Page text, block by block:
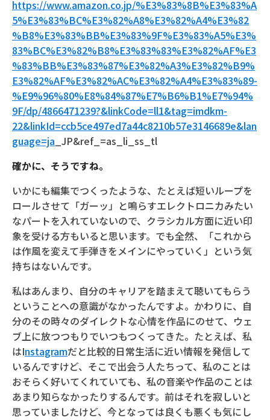
https://www.amazon.co.jp/%E3%83%8B%E3%83%A
5%E3%83%BC%E3%82%A8%E3%82%A4%E3%82
%B8%E3%83%BB%E3%83%9F%E3%83%A5%E3%
83%BC%E3%82%B8%E3%83%83%E3%82%AF%E3
%83%BB%E3%83%87%E3%82%A3%E3%82%B9%
E3%82%AF%E3%82%AC%E3%82%A4%E3%83%89-
%E9%96%80%E8%84%87%E7%B6%B1%E7%94%
9F/dp/4866471239?&linkCode=ll1&tag=imdkm-
22&linkId=ccb5ce497ed7a44c8210b57e3146689e&lan
guage=ja _JP&ref_=as_li_ss_tl
確かに、そうですね。
いかにも編集でつくったような、たとえば短いループを
ロールさせて「ガーッ」と鳴らすエレクトロニカみたい
なパートを入れていないので、クラシカル方面に近い印
象を受ける方もいると思います。でも全然、「これから
は作風を変えて手弾きをメインにやっていく」という気
持ちはないんです。
私はあんまり、自分のキャリアを踏まえて聴いてもらう
ということへの意識がなかったんですよ。かわりに、自
分のその時々のダイレクトな心情を作品にのせて、ウェ
ブ上に放つつもりでいつもつくってきた。たとえば、私
はInstagramだと比較的日常生活に近い情報を発信して
いるんですけど、そこで出会う人たちって、私のことは
おそらく好いてくれていても、私の音楽や作品のことは
あまり知らなかったりするんです。前はそれを寂しいと
思っていましたけど、今となっては良くも悪くも気にし